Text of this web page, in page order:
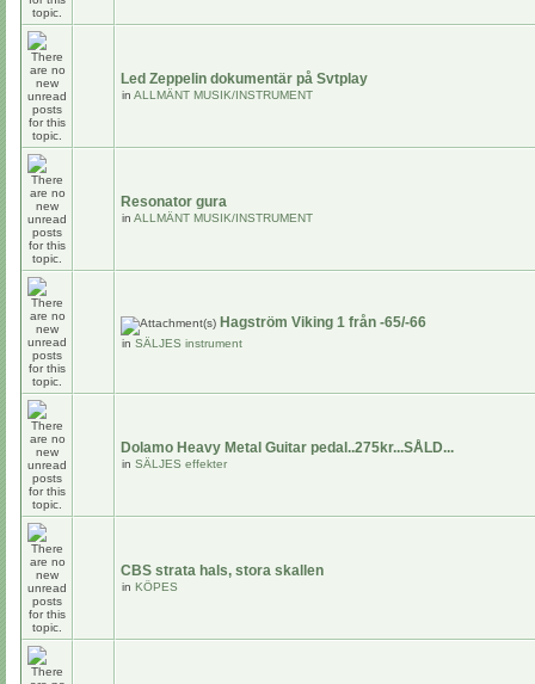
Led Zeppelin dokumentär på Svtplay
in ALLMÄNT MUSIK/INSTRUMENT
Resonator gura
in ALLMÄNT MUSIK/INSTRUMENT
Hagström Viking 1 från -65/-66
in SÄLJES instrument
Dolamo Heavy Metal Guitar pedal..275kr...SÅLD...
in SÄLJES effekter
CBS strata hals, stora skallen
in KÖPES